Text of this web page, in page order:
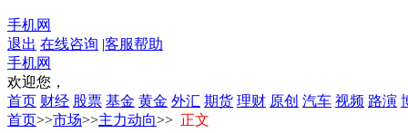
手机网
退出 在线咨询 |客服帮助
手机网
欢迎您，
首页 财经 股票 基金 黄金 外汇 期货 理财 原创 汽车 视频 路演
首页>>市场>>主力动向>> 正文